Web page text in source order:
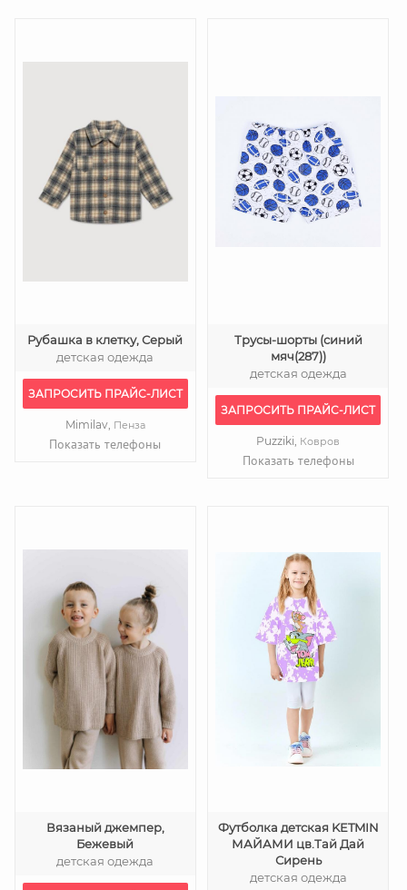
Рубашка в клетку, Серый
детская одежда
ЗАПРОСИТЬ ПРАЙС-ЛИСТ
Mimilav, Пенза
Показать телефоны
Трусы-шорты (синий
мяч(287))
детская одежда
ЗАПРОСИТЬ ПРАЙС-ЛИСТ
Puzziki, Ковров
Показать телефоны
Вязаный джемпер,
Бежевый
детская одежда
Футболка детская KETMIN
МАЙАМИ цв.Тай Дай
Сирень
детская одежда